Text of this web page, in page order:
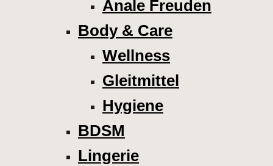
Anale Freuden
Body & Care
Wellness
Gleitmittel
Hygiene
BDSM
Lingerie